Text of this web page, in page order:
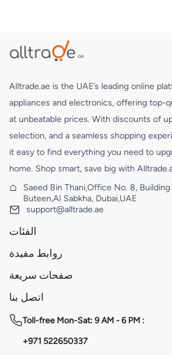
Alltrade.ae is the UAE’s leading online
appliances and electronics, offering top-
at unbeatable prices. With discounts of
selection, and a seamless shopping
it easy to find everything you need to
home. Shop smart, save big with
Saeed Bin Thani,Office No. 8,
Buteen,Al Sabkha, Dubai,UAE
support@alltrade.ae
الفئات
روابط مفيدة
صفحات سريعة
اتصل بنا
Toll-free Mon-Sat: 9 AM - 6 PM :
+971 522650337